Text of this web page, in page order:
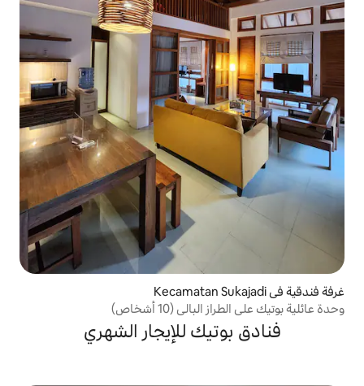
(10 أشخاص)
للإيجار الشهري